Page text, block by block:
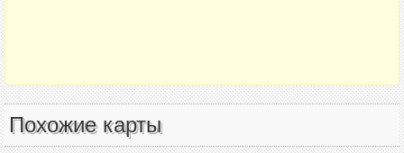
Похожие карты